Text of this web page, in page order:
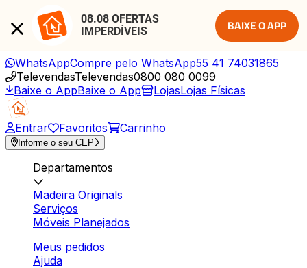
08.08 OFERTAS
IMPERDÍVEIS
BAIXE O APP
WhatsAppCompre pelo WhatsApp55 41 74031865
TelevendasTelevendas0800 080 0099
Baixe o AppBaixe o App LojasLojas Físicas
Entrar Favoritos Carrinho
Informe o seu CEP
Departamentos
Madeira Originals
Serviços
Móveis Planejados
Meus pedidos
Ajuda